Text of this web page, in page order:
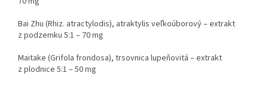
Bai Zhu (Rhiz. atractylodis), atraktylis veľkoúborový – extrakt
z podzemku 5:1 – 70 mg
Maitake (Grifola frondosa), trsovnica lupeňovitá – extrakt
z plodnice 5:1 – 50 mg